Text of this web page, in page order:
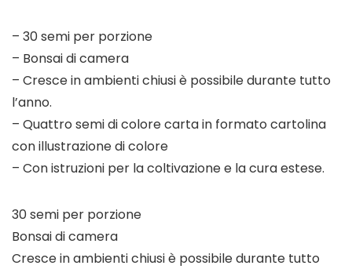
– 30 semi per porzione
– Bonsai di camera
– Cresce in ambienti chiusi è possibile durante tutto
l’anno.
– Quattro semi di colore carta in formato cartolina
con illustrazione di colore
– Con istruzioni per la coltivazione e la cura estese.
30 semi per porzione
Bonsai di camera
Cresce in ambienti chiusi è possibile durante tutto